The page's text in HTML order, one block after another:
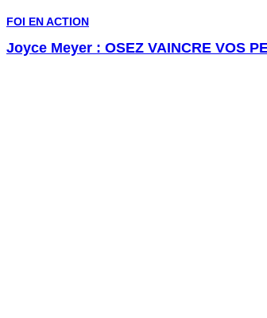
FOI EN ACTION
Joyce Meyer : OSEZ VAINCRE VOS